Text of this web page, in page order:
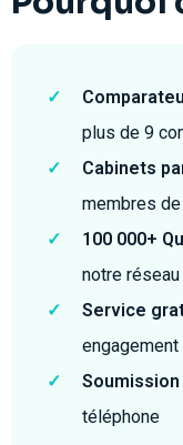
✓
plus de 9
✓
Cabinets
membres de
✓
100 000+
notre réseau
✓
Service
engagement
✓
téléphone